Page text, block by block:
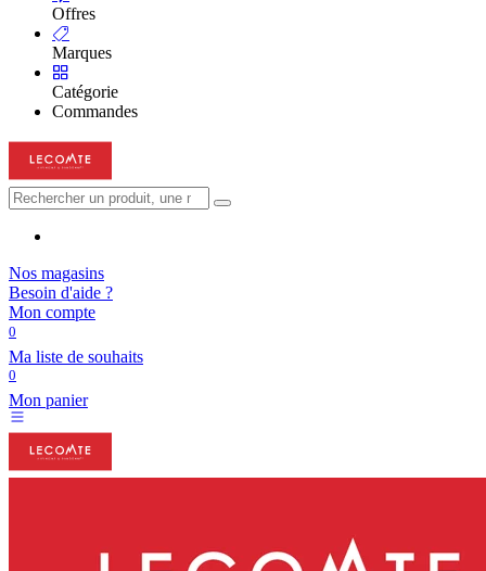
Offres
Marques
Catégorie
Commandes
Nos magasins
Besoin d'aide ?
Mon compte
0
Ma liste de souhaits
0
Mon panier